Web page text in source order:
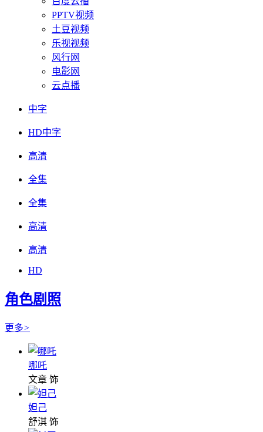
PPTV视频
土豆视频
乐视视频
风行网
电影网
云点播
中字
HD中字
高清
全集
全集
高清
高清
HD
角色剧照
更多>
哪吒
文章 饰
妲己
舒淇 饰